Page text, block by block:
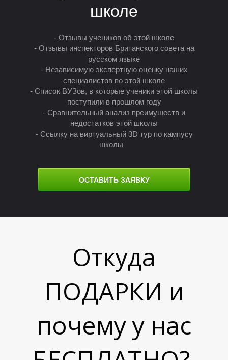
Е
школе
- Отзывы учеников об этой школе
- Отзывы инспекторов Британского совета на
русском языке
- Независимую экспертную оценку наших
специалистов по этой школе
- Список ВУЗов, в которые ученики этой школы
поступили в прошлом году
- Сравнительный анализ преимуществ и
недостатков этой школы
- Ссылку на виртуальный 3D тур по кампусу
школы
ОСТАВИТЬ ЗАЯВКУ
Откуда
ПОДАРКИ и
почему у нас
Е